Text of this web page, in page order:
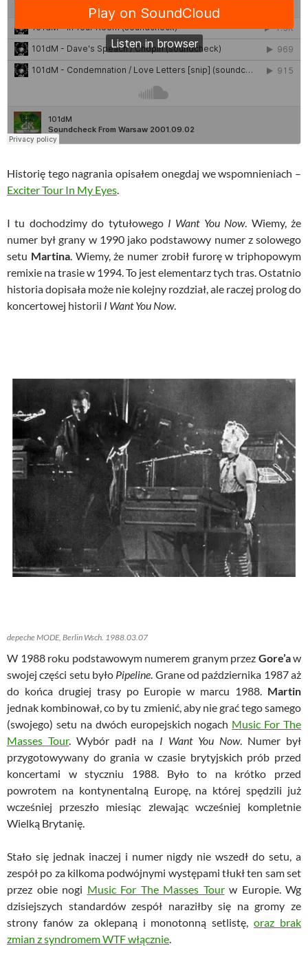
Historię tego nagrania opisałem onegdaj we wspomnieniach –
Exciter Tour In My Eyes.
I tu dochodzimy do tytułowego I Want You Now. Wiemy, że
numer był grany w 1990 jako podstawowy numer z solowego
setu Martina. Wiemy, że numer zrobił furorę w triphopowym
remixie na trasie w 1994. To jest elementarz tych tras. Ostatnio
historia dopisała może nie kolejny rozdział, ale raczej prolog do
koncertowej historii I Want You Now.
depeche MODE, Berlin Wsch. 1988.03.07
W 1988 roku podstawowym numerem granym przez Gore’aw
swojej części setu było Pipeline. Grane od października 1987 aż
do końca drugiej trasy po Europie w marcu 1988. Martin
jednak kombinował, co by tu zmienić, aby nie grać tego samego
(swojego) setu na dwóch europejskich nogach Music For The
Masses Tour. Wybór padł na I Want You Now. Numer był
przygotowywany do grania w czasie brytyjskich prób przed
koncertami w styczniu 1988. Było to na krótko przed
powrotem na kontynentalną Europę, na której spędzili już
wcześniej przeszło miesiąc zlewając wcześniej kompletnie
Wielką Brytanię.
Stało się jednak inaczej i numer nigdy nie wszedł do setu, a
zespół po za kilkoma podwójnymi występami tłukł ten sam set
przez obie nogi Music For The Masses Tourw Europie. Wg
dzisiejszych standardów zespół naraziłby się na gromy ze
strony fanów za oklepaną i monotonną setlistę,oraz brak
zmian z syndromem WTF włącznie.